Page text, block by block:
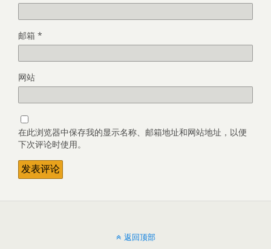
邮箱 *
网站
在此浏览器中保存我的显示名称、邮箱地址和网站地址，以便
下次评论时使用。
返回顶部